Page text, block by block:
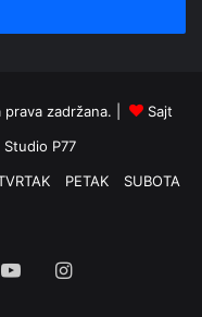
zadržana. |
Sajt
P77
PETAK
SUBOTA
YouTubeInstagram